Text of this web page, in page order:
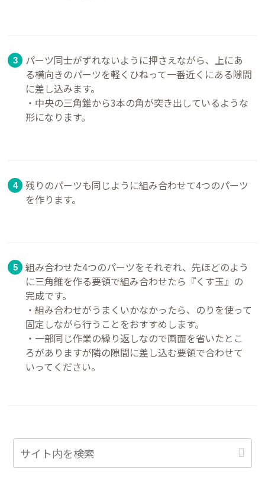
パーツ同士がずれないように押さえながら、上にあ
る横向きのパーツを軽くひねって一番近くにある隙間
に差し込みます。
・中央の三角錐から3本の角が突き出しているような
形になります。
残りのパーツも同じように組み合わせて4つのパーツ
を作ります。
組み合わせた4つのパーツをそれぞれ、先ほどのよう
に三角錐を作る要領で組み合わせたら『くす玉』の
完成です。
・組み合わせがうまくいかなかったら、のりを使って
固定しながら行うことをおすすめします。
・一部同じ作業の繰り返しなので画面を省いたとこ
ろがありますが隣の隙間に差し込む要領で合わせて
いってください。